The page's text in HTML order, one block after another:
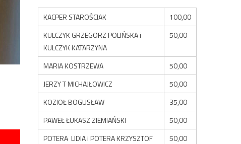
KACPER STAROŚCIAK
100,00
KULCZYK GRZEGORZ POLIŃSKA i
KULCZYK KATARZYNA
50,00
MARIA KOSTRZEWA
50,00
JERZY T MICHAJŁOWICZ
50,00
KOZIOŁ BOGUSŁAW
35,00
PAWEŁ ŁUKASZ ZIEMIAŃSKI
50,00
POTERA LIDIA i POTERA KRZYSZTOF
50,00